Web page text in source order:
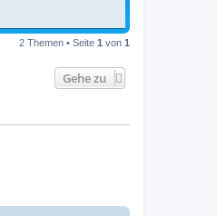
2 Themen • Seite 1 von 1
Gehe zu